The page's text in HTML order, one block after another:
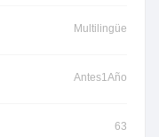
Multilingüe
Antes1Año
63